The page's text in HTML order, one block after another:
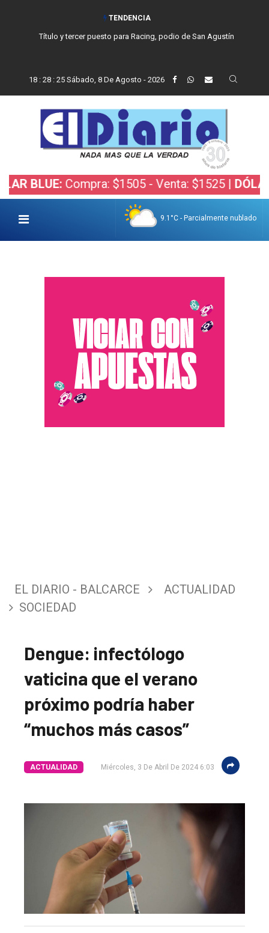
TENDENCIA
Título y tercer puesto para Racing, podio de San Agustín
18 : 28 : 26 Sábado, 8 De Agosto - 2026
Compra: $1505 - Venta: $1525 |DÓLAR
9.1°C - Parcialmente nublado
Balcarce
Inicio
EL DIARIO - BALCARCE
ACTUALIDAD
SOCIEDAD
Dengue: infectólogo
vaticina que el verano
próximo podría haber
“muchos más casos”
ACTUALIDAD Miércoles, 3 De Abril De 2024 6:03